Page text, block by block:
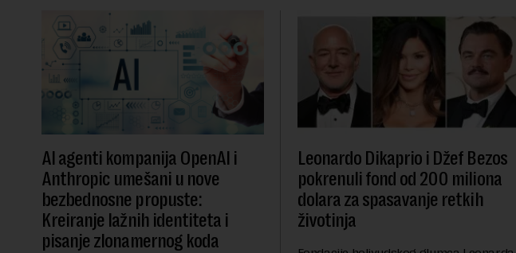
AI agenti kompanija OpenAI i
Anthropic umešani u nove
bezbednosne propuste:
Kreiranje lažnih identiteta i
pisanje zlonamernog koda
Leonardo Dikaprio i Džef Bezos
pokrenuli fond od 200 miliona
dolara za spasavanje retkih
životinja